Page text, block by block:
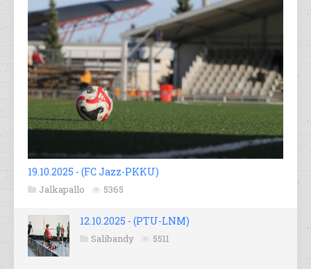
19.10.2025 - (FC Jazz-PKKU)
Jalkapallo 5365
12.10.2025 - (PTU-LNM)
Salibandy 5511